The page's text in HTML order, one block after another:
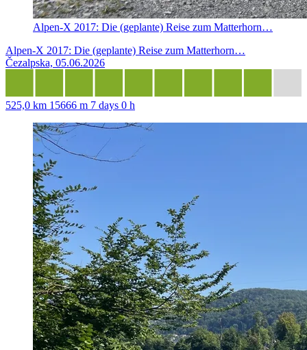
Alpen-X 2017: Die (geplante) Reise zum Matterhorn…
Alpen-X 2017: Die (geplante) Reise zum Matterhorn…
Čezalpska, 05.06.2026
525,0 km 15666 m 7 days 0 h